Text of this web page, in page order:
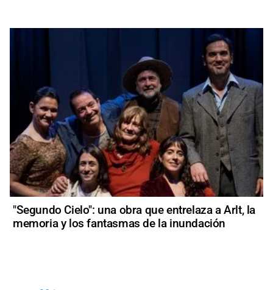
"Segundo Cielo": una obra que entrelaza a Arlt, la
memoria y los fantasmas de la inundación